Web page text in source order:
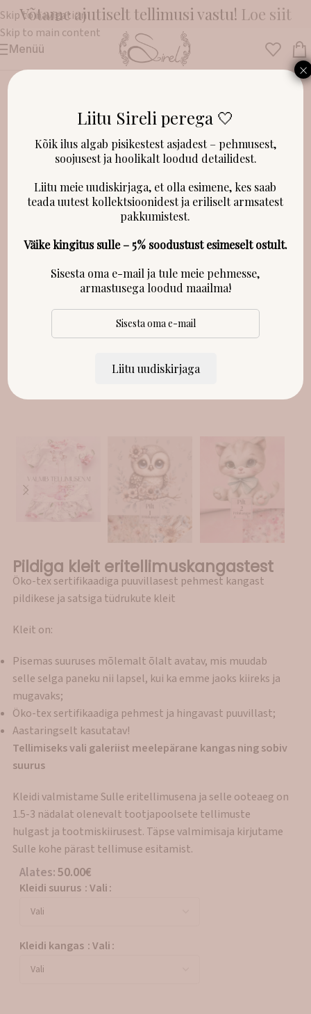
Skip to navigation
Skip to main content
Võtame ajutiselt tellimusi vastu! Loe siit
Menüü
Esileht/Riided Kleidid, püksid ja dressipluusid
LAOST OTSAS!
Pildiga kleit eritellimuskangastest
Öko-tex sertifikaadiga puuvillasest pehmest kangast
pildikese ja satsiga tüdrukute kleit
Kleit on:
Pisemas suuruses mõlemalt õlalt avatav, mis muudab
selle selga paneku nii lapsel, kui ka emme jaoks kiireks ja
mugavaks;
Öko-tex sertifikaadiga pehmest ja hingavast puuvillast;
Aastaringselt kasutatav!
Tellimiseks vali galeriist meelepärane kangas ning sobiv
suurus
Kleidi valmistame Sulle eritellimusena ja selle ooteaeg on
1.5-3 nädalat olenevalt tootjapoolsete tellimuste
hulgast ja tootmiskiirusest. Täpse valmimisaja kirjutame
Sulle kohe pärast tellimuse esitamist.
Alates:50.00€
Kleidi suurus :Vali
Kleidi kangas :Vali
Liitu Sireli perega 🤍
Kõik ilus algab pisikestest asjadest – pehmusest,
soojusest ja hoolikalt loodud detailidest.
Liitu meie uudiskirjaga, et olla esimene, kes saab
teada uutest kollektsioonidest ja eriliselt armsatest
pakkumistest.
Väike kingitus sulle – 5% soodustust esimeselt ostult.
Sisesta oma e-mail ja tule meie pehmesse,
armastusega loodud maailma!
Liitu uudiskirjaga
×